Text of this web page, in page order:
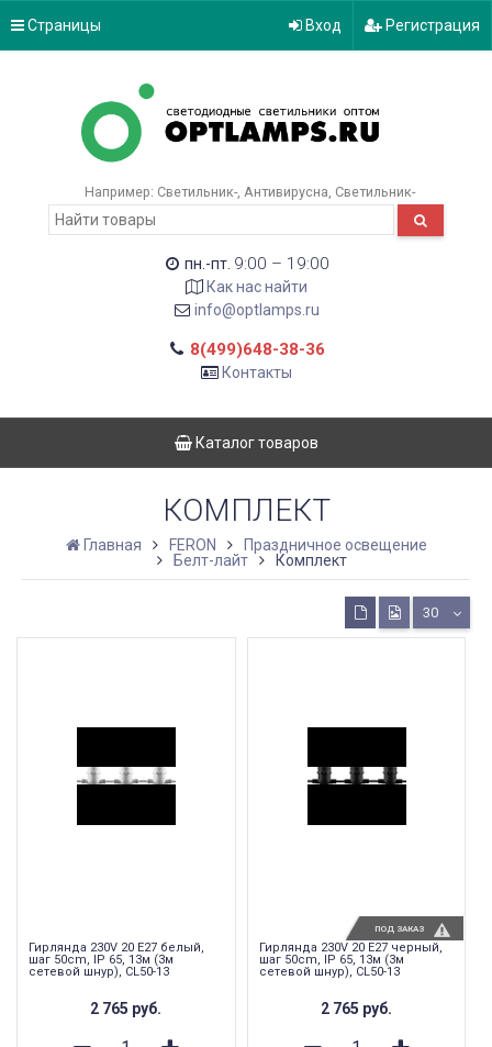
Страницы Вход Регистрация
Например: Светильник- Антивирусна Светильник-
пн.-пт. 9:00 – 19:00
Как нас найти
info@optlamps.ru
8(499)648-38-36
Контакты
Каталог товаров
КОМПЛЕКТ
Главная FERON
Праздничное освещение
Белт-лайт
Комплект
30
Гирлянда 230V 20 E27 белый,
шаг 50cm, IP 65, 13м (3м
сетевой шнур), CL50-13
2 765 руб.
Гирлянда 230V 20 E27 черный,
шаг 50cm, IP 65, 13м (3м
сетевой шнур), CL50-13
2 765 руб.
ПОД ЗАКАЗ